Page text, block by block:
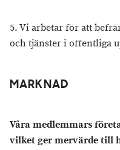
5. Vi arbetar för att
och tjänster i offentliga
MARKNAD
Våra medlemmars
vilket ger mervärde till